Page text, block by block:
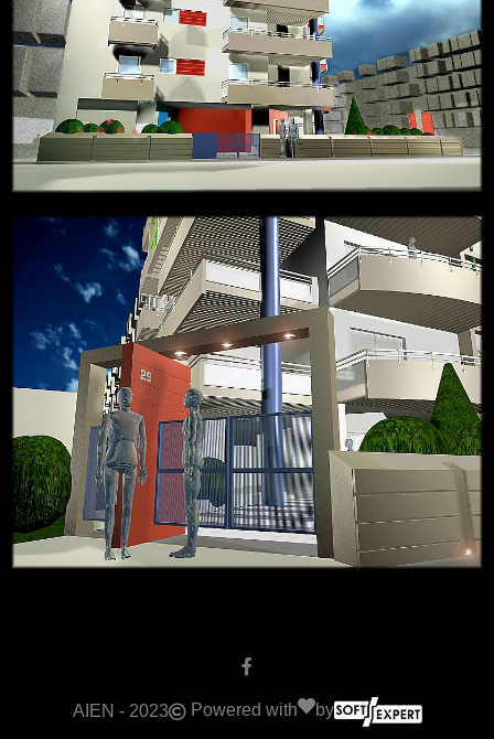
AIEN - 2023 Powered with by